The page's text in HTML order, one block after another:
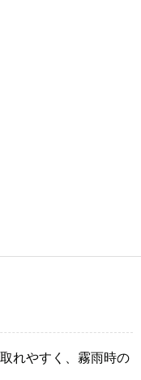
れやすく、霧雨時の